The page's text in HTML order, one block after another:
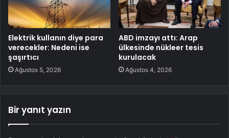
Elektrik kullanın diye para
verecekler: Nedeni ise
şaşırtıcı
Ağustos 5, 2026
ABD imzayı attı: Arap
ülkesinde nükleer tesis
kurulacak
Ağustos 4, 2026
Bir yanıt yazın